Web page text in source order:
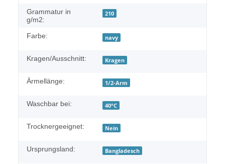
Grammatur in
g/m2:
210
Farbe: navy
Kragen/Ausschnitt: Kragen
Ärmellänge: 1/2-Arm
Waschbar bei: 40°C
Trocknergeeignet: Nein
Ursprungsland: Bangladesch